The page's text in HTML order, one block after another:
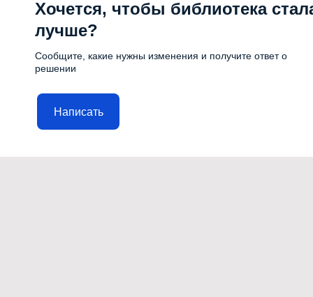
Хочется, чтобы библиотека
лучше?
Сообщите, какие нужны изменения и получите ответ о
решении
Написать